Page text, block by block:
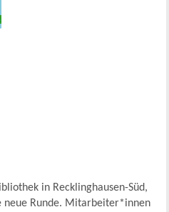
in Recklinghausen-Süd,
Runde. Mitarbeiter*innen